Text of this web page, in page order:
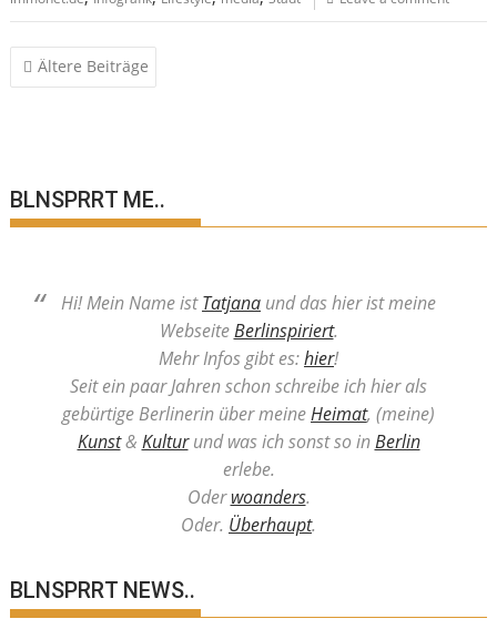
Beitragsnavigation
Ältere Beiträge
BLNSPRRT ME..
Hi! Mein Name istTatjana und das hier ist meine
WebseiteBerlinspiriert.
Mehr Infos gibt es:hier!
Seit ein paar Jahren schon schreibe ich hier als
gebürtige Berlinerin über meineHeimat, (meine)
Kunst& Kulturund was ich sonst so inBerlin
erlebe.
Oderwoanders.
Oder. Überhaupt.
BLNSPRRT NEWS..